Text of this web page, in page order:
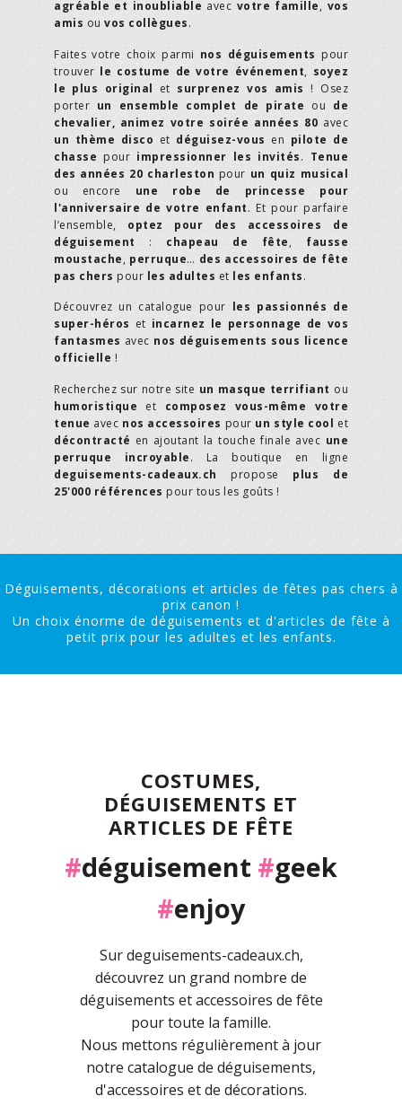
agréable et inoubliable avec votre famille, vos
amis ou vos collègues.
Faites votre choix parmi nos déguisements pour
trouver le costume de votre événement, soyez
le plus original et surprenez vos amis ! Osez
porter un ensemble complet de pirate ou de
chevalier, animez votre soirée années 80 avec
un thème disco et déguisez-vous en pilote de
chasse pour impressionner les invités. Tenue
des années 20 charleston pour un quiz musical
ou encore une robe de princesse pour
l'anniversaire de votre enfant. Et pour parfaire
l’ensemble, optez pour des accessoires de
déguisement : chapeau de fête, fausse
moustache, perruque… des accessoires de fête
pas chers pour les adultes et les enfants.
Découvrez un catalogue pour les passionnés de
super-héros et incarnez le personnage de vos
fantasmes avec nos déguisements sous licence
officielle !
Recherchez sur notre site un masque terrifiant ou
humoristique et composez vous-même votre
tenue avec nos accessoires pour un style cool et
décontracté en ajoutant la touche finale avec une
perruque incroyable. La boutique en ligne
deguisements-cadeaux.ch propose plus de
25'000 références pour tous les goûts !
Déguisements, décorations et articles de fêtes pas chers à
prix canon !
Un choix énorme de déguisements et d'articles de fête à
petit prix pour les adultes et les enfants.
COSTUMES,
DÉGUISEMENTS ET
ARTICLES DE FÊTE
#déguisement #geek
#enjoy
Sur deguisements-cadeaux.ch,
découvrez un grand nombre de
déguisements et accessoires de fête
pour toute la famille.
Nous mettons régulièrement à jour
notre catalogue de déguisements,
d'accessoires et de décorations.